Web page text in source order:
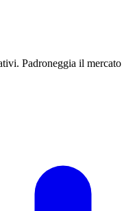
Padroneggia il mercato